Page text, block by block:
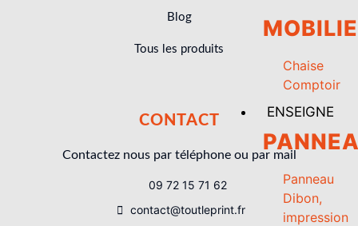
Chaise
Comptoir
ENSEIGNE
Panneau
Dibon,
impression
Blog
Tous les produits
CONTACT
Contactez nous par téléphone ou par mail
09 72 15 71 62
contact@toutleprint.fr